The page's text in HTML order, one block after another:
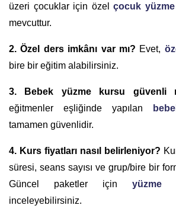
üzeri çocuklar için özelçocuk
mevcuttur.
2. Özel ders imkânı var mı? Evet,
bire bir eğitim alabilirsiniz.
3. Bebek yüzme kursu güvenli
eğitmenler eşliğinde yapılan
tamamen güvenlidir.
4. Kurs fiyatları nasıl belirleniyor?
süresi, seans sayısı ve grup/bire bir
Güncel paketler için yüzme
inceleyebilirsiniz.